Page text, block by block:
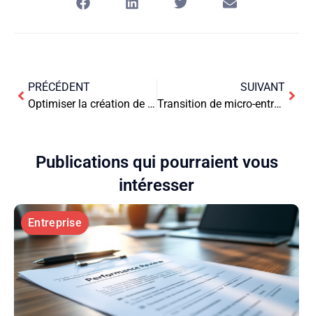
PRÉCÉDENT
Optimiser la création de votre entreprise : stratégies pour gagner du temps
SUIVANT
Transition de micro-entreprise vers EURL ou SASU : Guide complet
Publications qui pourraient vous
intéresser
Entreprise